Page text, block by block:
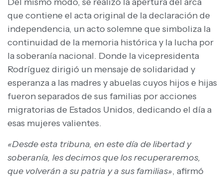
que contiene el acta original de la declaración de
independencia, un acto solemne que simboliza la
continuidad de la memoria histórica y la lucha por
la soberanía nacional. Donde la vicepresidenta
Rodríguez dirigió un mensaje de solidaridad y
esperanza a las madres y abuelas cuyos hijos e hijas
fueron separados de sus familias por acciones
migratorias de Estados Unidos, dedicando el día a
esas mujeres valientes.
«Desde esta tribuna, en este día de libertad y
soberanía, les decimos que los recuperaremos,
que volverán a su patria y a sus familias», afirmó